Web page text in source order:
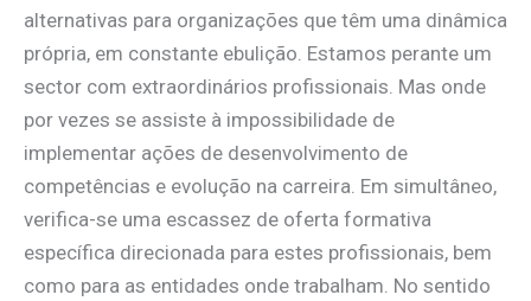
alternativas para organizações que têm uma dinâmica
própria, em constante ebulição. Estamos perante um
sector com extraordinários profissionais. Mas onde
por vezes se assiste à impossibilidade de
implementar ações de desenvolvimento de
competências e evolução na carreira. Em simultâneo,
verifica-se uma escassez de oferta formativa
específica direcionada para estes profissionais, bem
como para as entidades onde trabalham. No sentido